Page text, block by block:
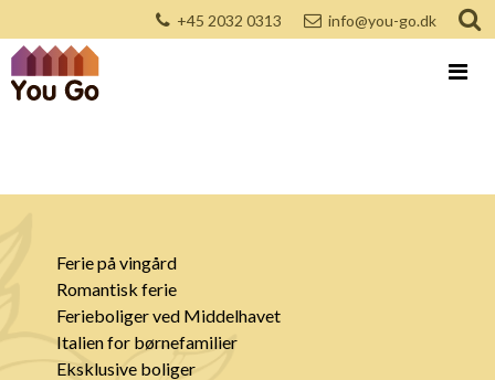
+45 2032 0313 info@you-go.dk
Ferie på vingård
Romantisk ferie
Ferieboliger ved Middelhavet
Italien for børnefamilier
Eksklusive boliger